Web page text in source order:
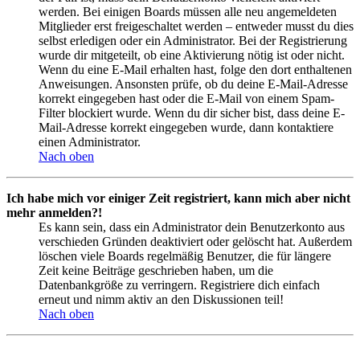
werden. Bei einigen Boards müssen alle neu angemeldeten
Mitglieder erst freigeschaltet werden – entweder musst du dies
selbst erledigen oder ein Administrator. Bei der Registrierung
wurde dir mitgeteilt, ob eine Aktivierung nötig ist oder nicht.
Wenn du eine E-Mail erhalten hast, folge den dort enthaltenen
Anweisungen. Ansonsten prüfe, ob du deine E-Mail-Adresse
korrekt eingegeben hast oder die E-Mail von einem Spam-
Filter blockiert wurde. Wenn du dir sicher bist, dass deine E-
Mail-Adresse korrekt eingegeben wurde, dann kontaktiere
einen Administrator.
Nach oben
Ich habe mich vor einiger Zeit registriert, kann mich aber nicht
mehr anmelden?!
Es kann sein, dass ein Administrator dein Benutzerkonto aus
verschieden Gründen deaktiviert oder gelöscht hat. Außerdem
löschen viele Boards regelmäßig Benutzer, die für längere
Zeit keine Beiträge geschrieben haben, um die
Datenbankgröße zu verringern. Registriere dich einfach
erneut und nimm aktiv an den Diskussionen teil!
Nach oben